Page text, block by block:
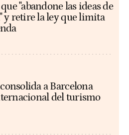
"abandone las ideas de
y retire la ley que limita
a Barcelona
del turismo